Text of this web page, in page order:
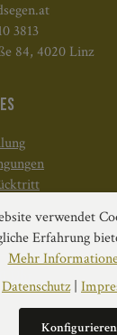
3813
84, 4020 Linz
Uhr
verwendet
Erfahrung
Mehr
Datenschutz|
Konfigurieren